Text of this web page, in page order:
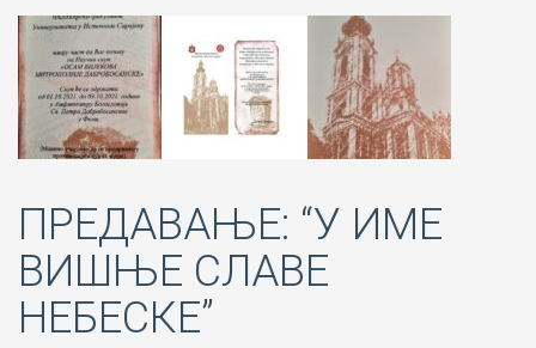
ПРЕДАВАЊЕ: “У ИМЕ
ВИШЊЕ СЛАВЕ
НЕБЕСКЕ”